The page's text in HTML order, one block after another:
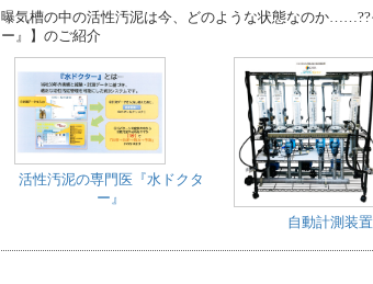
曝気槽の中の活性汚泥は今、どのような状態なのか
ー』】のご紹介
活性汚泥の専門医『水ドクタ
ー』
自動計測装置